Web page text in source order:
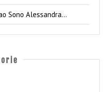
Sono Alessandra…